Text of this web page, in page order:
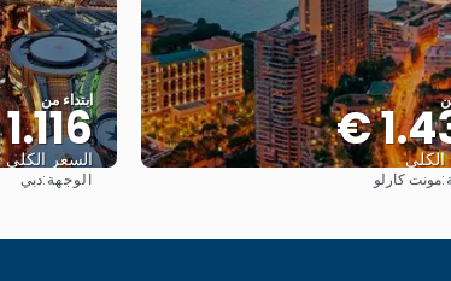
مونت كارلو
ابتداء من
1.116 €
السعر الكلي
الوجهة:دبي